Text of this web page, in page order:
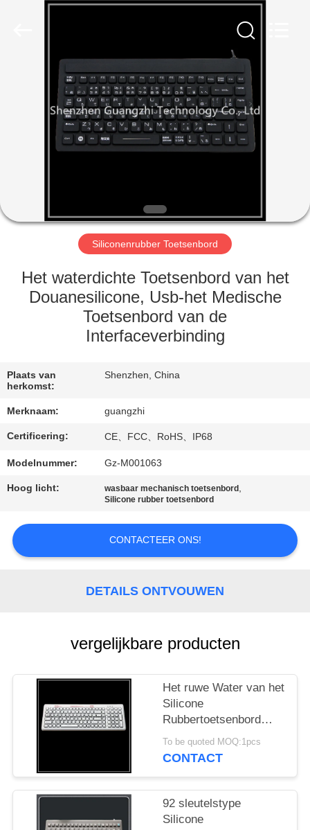
PRODUCTEN
FABRIEKSREIS
KWALITEITSCONTROLE
CONTACTEER
VERZOEK
OM
CITAAT
SITEMAP
PRIVACY
POLICY
Siliconenrubber Toetsenbord
Het waterdichte Toetsenbord van het
Douanesilicone, Usb-het Medische
Toetsenbord van de
Interfaceverbinding
Plaats van
herkomst:
Shenzhen, China
Merknaam: guangzhi
Certificering: CE、FCC、RoHS、IP68
Modelnummer: Gz-M001063
Hoog licht: wasbaar mechanisch toetsenbord ,
Silicone rubber toetsenbord
CONTACTEER ONS!
DETAILS ONTVOUWEN
vergelijkbare producten
Het ruwe Water van het
Silicone
Rubbertoetsenbord
Bestand met 109
Compacte Knopen
To be quoted MOQ:1pcs
CONTACT
92 sleutelstype
Silicone